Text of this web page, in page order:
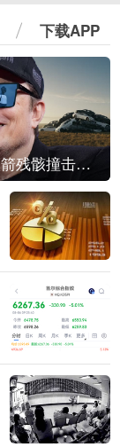
下载APP
SpaceX火箭残骸撞击月球